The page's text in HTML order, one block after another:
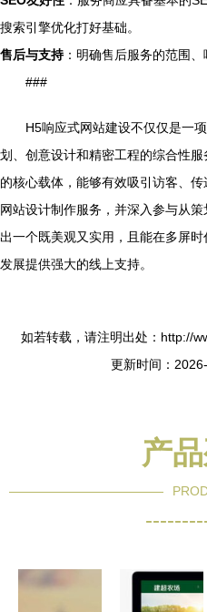
搜索引擎优化打好基础。
售后与支持：明确售后服务的范围、
###
H5响应式网站建设不仅仅是一
划、创意设计和精密工程的综合性
的核心载体，能够有效吸引访客、
网站设计制作服务，并深入参与从
出一个既美观又实用，且能在多屏
发展提供强大的线上支持。
如若转载，请注明出处：http://
更新时间：
产